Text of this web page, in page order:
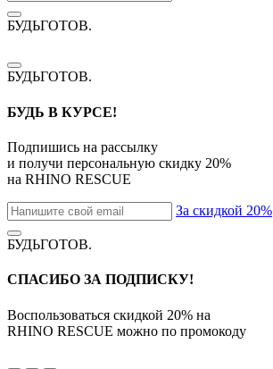
БУДЬГОТОВ.
БУДЬГОТОВ.
БУДЬ В КУРСЕ!
Подпишись на рассылку
и получи персональную скидку 20%
на RHINO RESCUE
За скидкой 20%
БУДЬГОТОВ.
СПАСИБО ЗА ПОДПИСКУ!
Воспользоваться скидкой 20% на
RHINO RESCUE можно по промокоду